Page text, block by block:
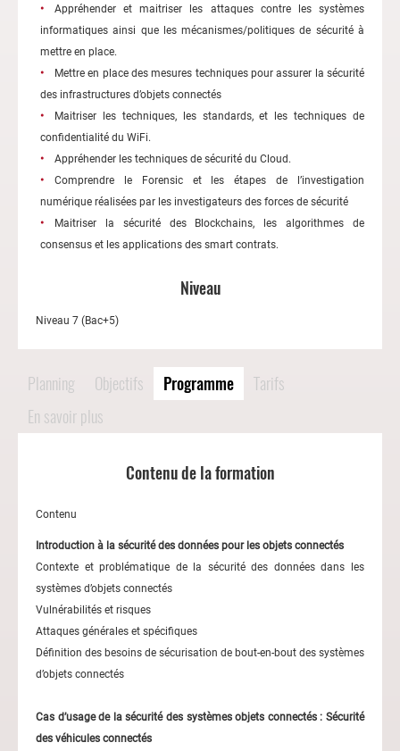
Appréhender et maitriser les attaques contre les systèmes
informatiques ainsi que les mécanismes/politiques de sécurité à
mettre en place.
Mettre en place des mesures techniques pour assurer la sécurité
des infrastructures d’objets connectés
Maitriser les techniques, les standards, et les techniques de
confidentialité du WiFi.
Appréhender les techniques de sécurité du Cloud.
Comprendre le Forensic et les étapes de l’investigation
numérique réalisées par les investigateurs des forces de sécurité
Maitriser la sécurité des Blockchains, les algorithmes de
consensus et les applications des smart contrats.
Niveau
Niveau 7 (Bac+5)
Planning Objectifs Programme
Tarifs
En savoir plus
Contenu de la formation
Contenu
Introduction à la sécurité des données pour les objets connectés
Contexte et problématique de la sécurité des données dans les
systèmes d’objets connectés
Vulnérabilités et risques
Attaques générales et spécifiques
Définition des besoins de sécurisation de bout-en-bout des systèmes
d’objets connectés
Cas d’usage de la sécurité des systèmes objets connectés : Sécurité
des véhicules connectés